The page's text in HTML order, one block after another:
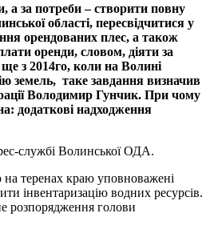
а за потреби – створити повну
області, пересвідчитися у
орендованих плес, а також
оренди, словом, діяти за
з 2014­го, коли на Волині
земель, ­ таке завдання визначив
Володимир Гунчик. При чому
додаткові надходження
службі Волинської ОДА.
на теренах краю уповноважені
інвентаризацію водних ресурсів.
розпорядження голови